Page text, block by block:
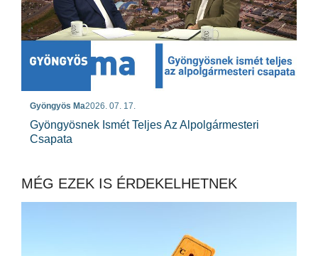
Gyöngyös Ma2026. 07. 17.
Gyöngyösnek Ismét Teljes Az Alpolgármesteri
Csapata
MÉG EZEK IS ÉRDEKELHETNEK